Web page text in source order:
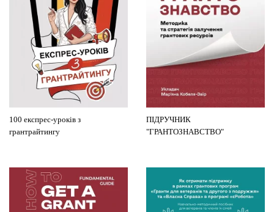
100 експрес-уроків з
грантрайтингу
ПІДРУЧНИК
"ГРАНТОЗНАВСТВО"